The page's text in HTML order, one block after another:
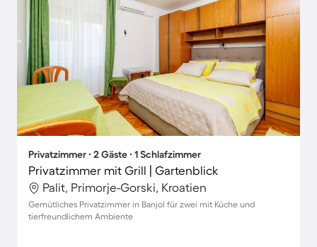
Privatzimmer ∙ 2 Gäste ∙ 1 Schlafzimmer
Privatzimmer mit Grill | Gartenblick
Palit, Primorje-Gorski, Kroatien
Gemütliches Privatzimmer in Banjol für zwei mit Küche und
tierfreundlichem Ambiente